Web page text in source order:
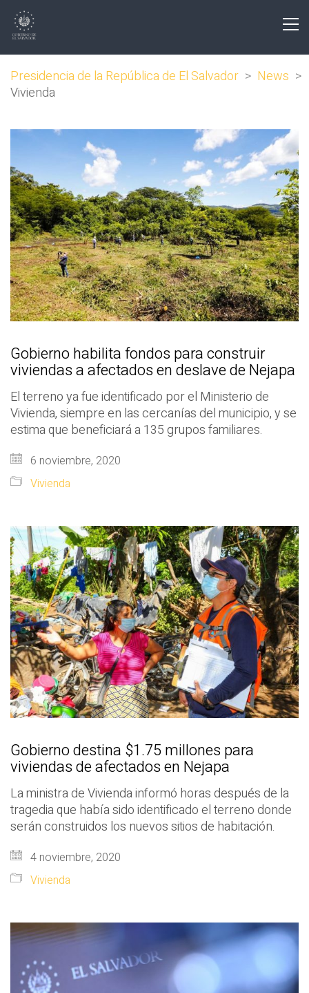
Presidencia de la República de El Salvador > News >
Vivienda
Gobierno habilita fondos para construir
viviendas a afectados en deslave de Nejapa
El terreno ya fue identificado por el Ministerio de
Vivienda, siempre en las cercanías del municipio, y se
estima que beneficiará a 135 grupos familiares.
6 noviembre, 2020
Vivienda
Gobierno destina $1.75 millones para
viviendas de afectados en Nejapa
La ministra de Vivienda informó horas después de la
tragedia que había sido identificado el terreno donde
serán construidos los nuevos sitios de habitación.
4 noviembre, 2020
Vivienda